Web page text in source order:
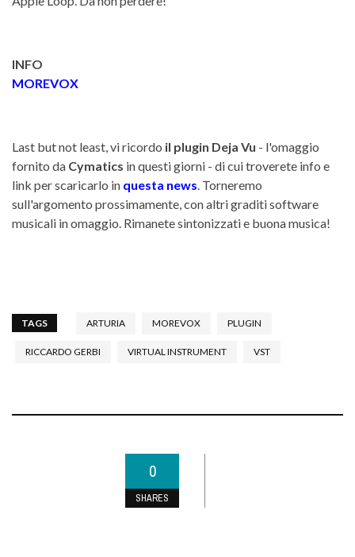
INFO
MOREVOX
Last but not least, vi ricordo il plugin Deja Vu - l'omaggio
fornito da Cymatics in questi giorni - di cui troverete info e
link per scaricarlo in questa news. Torneremo
sull'argomento prossimamente, con altri graditi software
musicali in omaggio. Rimanete sintonizzati e buona musica!
TAGS ARTURIA MOREVOX PLUGIN
RICCARDO GERBI VIRTUAL INSTRUMENT VST
0
SHARES